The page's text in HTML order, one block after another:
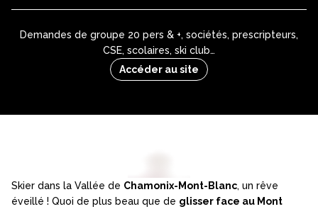
Demandes de groupe 20 pers & +, sociétés, prescripteurs,
CSE, scolaires, ski club…
Accéder au site
Skier dans la Vallée de Chamonix-Mont-Blanc, un rêve
éveillé ! Quoi de plus beau que de glisser face au Mont